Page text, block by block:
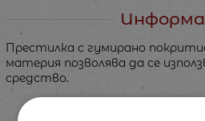
Престилка с гумирано
материя позволява да се
средство.